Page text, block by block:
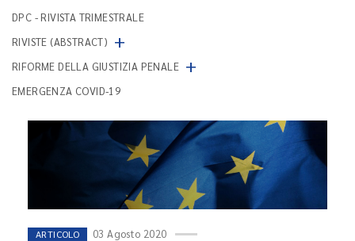
DPC - RIVISTA TRIMESTRALE
RIVISTE (ABSTRACT) +
RIFORME DELLA GIUSTIZIA PENALE +
EMERGENZA COVID-19
ARTICOLO 03 Agosto 2020